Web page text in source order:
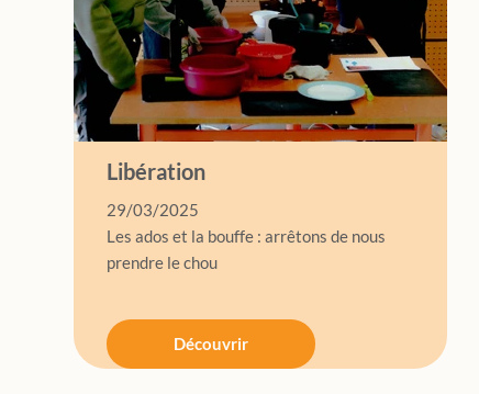
Libération
29/03/2025
Les ados et la bouffe : arrêtons de nous
prendre le chou
Découvrir